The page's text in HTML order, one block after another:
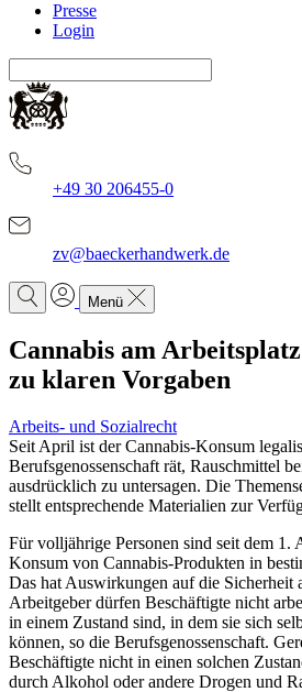
Presse
Login
+49 30 206455-0
zv@baeckerhandwerk.de
Menü
Cannabis am
zu klaren Vorgaben
Arbeits- und Sozialrecht
Seit April ist der Cannabis-Konsum
Berufsgenossenschaft rät, Rauschmittel
ausdrücklich zu untersagen. Die
stellt entsprechende Materialien zur
Für volljährige Personen sind seit dem 1.
Konsum von Cannabis-Produkten in
Das hat Auswirkungen auf die Sicherheit
Arbeitgeber dürfen Beschäftigte nicht
in einem Zustand sind, in dem sie sich
können, so die Berufsgenossenschaft.
Beschäftigte nicht in einen solchen
durch Alkohol oder andere Drogen und